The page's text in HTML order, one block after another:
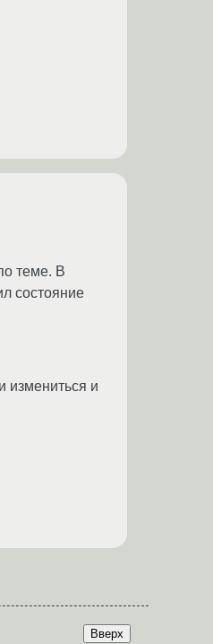
теме. В
состояние
измениться и
Вверх